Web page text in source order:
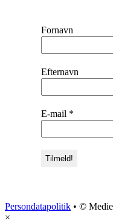
Fornavn
Efternavn
E-mail *
Persondatapolitik • ©
×